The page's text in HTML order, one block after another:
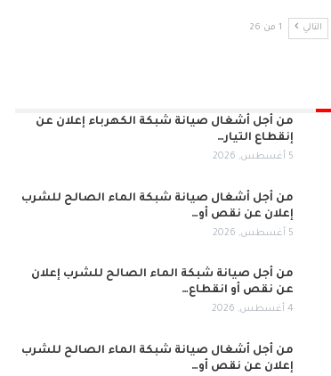
التالي 1 من 26
من أجل أشغال صيانة شبكة الكهرباء إعلان عن
إنقطاع التيار…
5 أغسطس, 2026
من أجل أشغال صيانة شبكة الماء الصالح للشرب
إعلان عن نقص أو…
5 أغسطس, 2026
من أجل صيانة شبكة الماء الصالح للشرب إعلان
عن نقص أو انقطاع…
4 أغسطس, 2026
من أجل أشغال صيانة شبكة الماء الصالح للشرب
إعلان عن نقص أو…